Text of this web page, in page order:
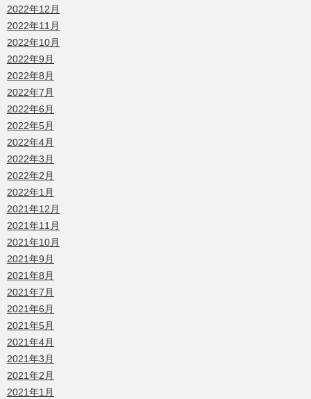
2022年12月
2022年11月
2022年10月
2022年9月
2022年8月
2022年7月
2022年6月
2022年5月
2022年4月
2022年3月
2022年2月
2022年1月
2021年12月
2021年11月
2021年10月
2021年9月
2021年8月
2021年7月
2021年6月
2021年5月
2021年4月
2021年3月
2021年2月
2021年1月